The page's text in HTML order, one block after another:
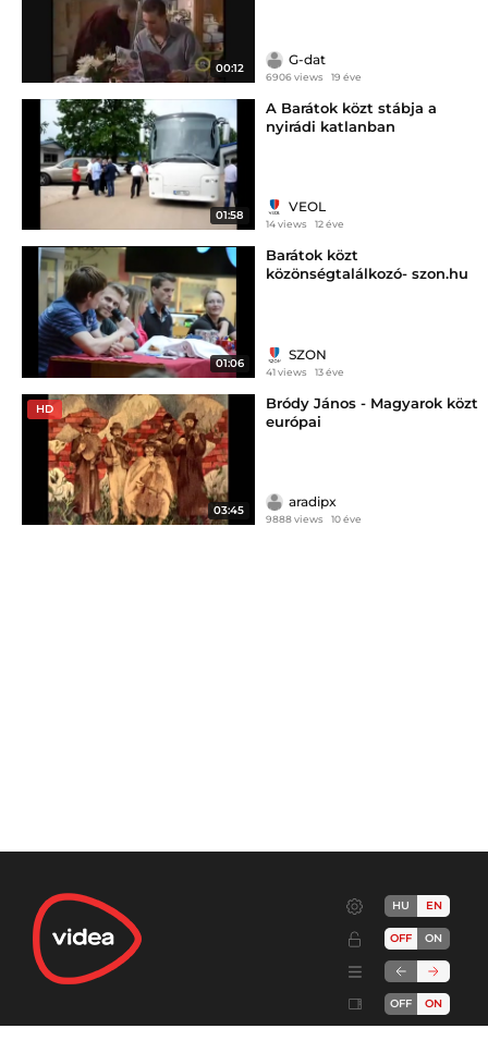
00:12
G-dat
6906 views 19 éve
01:58
A Barátok közt stábja a
nyirádi katlanban
VEOL
14 views 12 éve
01:06
Barátok közt
közönségtalálkozó- szon.hu
SZON
41 views 13 éve
HD
03:45
Bródy János - Magyarok közt
európai
aradipx
9888 views 10 éve
HU EN
OFF ON
OFF ON